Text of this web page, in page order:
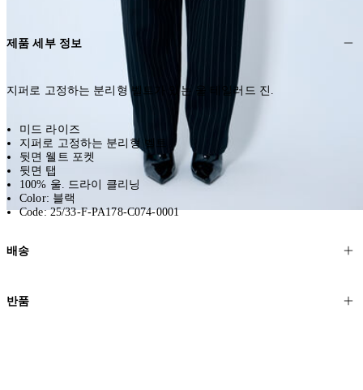
제품 세부 정보
지퍼로 고정하는 분리형 벨트가 있는 울 테일러드 진.
미드 라이즈
지퍼로 고정하는 분리형 벨트
뒷면 웰트 포켓
뒷면 탭
100% 울. 드라이 클리닝
Color: 블랙
Code: 25/33-F-PA178-C074-0001
배송
고객님의 위치에 따라 일반 배송과 익스프레스 배송을 제공합니다.
반품